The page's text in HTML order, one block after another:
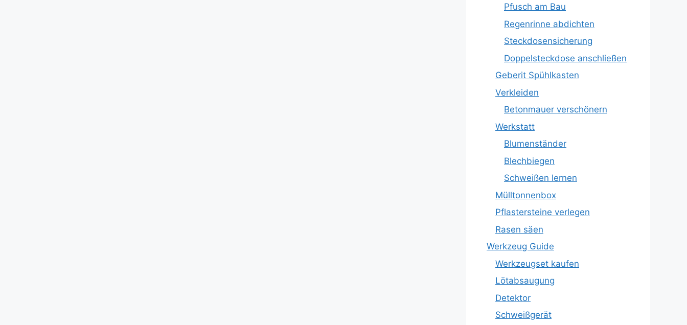
Pfusch am Bau
Regenrinne abdichten
Steckdosensicherung
Doppelsteckdose anschließen
Geberit Spühlkasten
Verkleiden
Betonmauer verschönern
Werkstatt
Blumenständer
Blechbiegen
Schweißen lernen
Mülltonnenbox
Pflastersteine verlegen
Rasen säen
Werkzeug Guide
Werkzeugset kaufen
Lötabsaugung
Detektor
Schweißgerät